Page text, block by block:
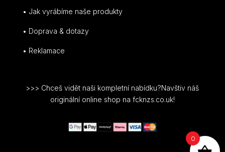
• Jak vyrábíme naše produkty
• Doprava & dotazy
• Reklamace
>>> Chceš vidět naši kompletní nabídku?Navštiv náš
originální online shop na fcknzs.co.uk!
0